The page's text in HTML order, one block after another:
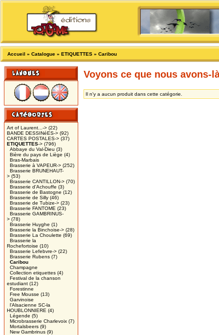
Accueil » Catalogue » ETIQUETTES » Caribou
Art of Laurent...-> (22)
BANDE DESSINéES-> (92)
CARTES POSTALES-> (37)
ETIQUETTES-> (796)
Abbaye du Val-Dieu (3)
Bière du pays de Liège (4)
Bras-Marbais
Brasserie à VAPEUR-> (252)
Brasserie BRUNEHAUT-
> (53)
Brasserie CANTILLON-> (70)
Brasserie d'Achouffe (3)
Brasserie de Bastogne (12)
Brasserie de Silly (46)
Brasserie de Tubize-> (23)
Brasserie FANTOME (23)
Brasserie GAMBRINUS-
> (78)
Brasserie Huyghe (1)
Brasserie la Binchoise-> (28)
Brasserie La Choulette (69)
Brasserie la
Rochefortoise (10)
Brasserie Lefebvre-> (22)
Brasserie Rubens (7)
Caribou
Champagne
Collection etiquettes (4)
Festival de la chanson
estudiant (12)
Forestinne
Free Mousse (13)
Garvinoise
l'Alsacienne SC-la
HOUBLONNIERE (4)
Légende (5)
Microbrasserie Charlevoix (7)
Mortalsbeers (9)
New Gambrinus (9)
Voyons ce que nous avons-
Il n'y a aucun produit dans cette catégorie.